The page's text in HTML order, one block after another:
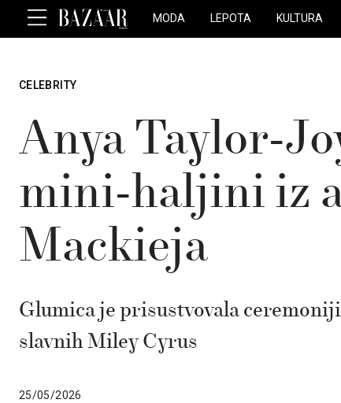
MODA LEPOTA KULTURA
CELEBRITY
Anya Taylor-
mini-haljini iz
Mackieja
Glumica je prisustvovala
slavnih Miley Cyrus
25/05/2026